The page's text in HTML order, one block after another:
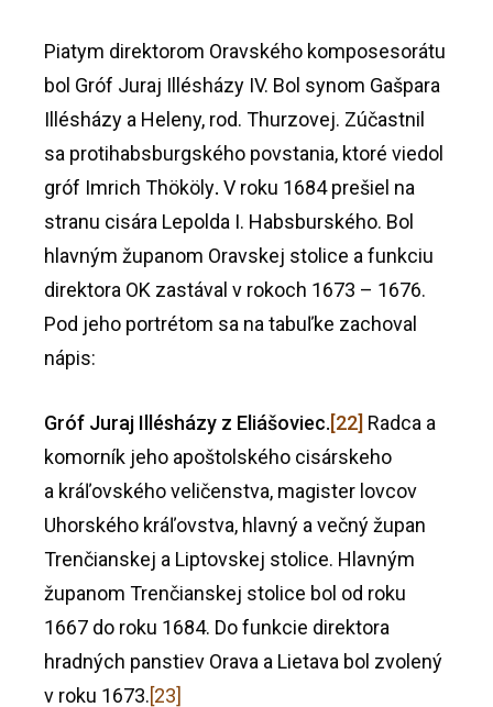
Piatym direktorom Oravského komposesorátu
bol Gróf Juraj Illésházy IV. Bol synom Gašpara
Illésházy a Heleny, rod. Thurzovej. Zúčastnil
sa protihabsburgského povstania, ktoré viedol
gróf Imrich Thököly. V roku 1684 prešiel na
stranu cisára Lepolda I. Habsburského. Bol
hlavným županom Oravskej stolice a funkciu
direktora OK zastával v rokoch 1673 – 1676.
Pod jeho portrétom sa na tabuľke zachoval
nápis:
Gróf Juraj Illésházy z Eliášoviec.[22] Radca a
komorník jeho apoštolského cisárskeho
a kráľovského veličenstva, magister lovcov
Uhorského kráľovstva, hlavný a večný župan
Trenčianskej a Liptovskej stolice. Hlavným
županom Trenčianskej stolice bol od roku
1667 do roku 1684. Do funkcie direktora
hradných panstiev Orava a Lietava bol zvolený
v roku 1673.[23]